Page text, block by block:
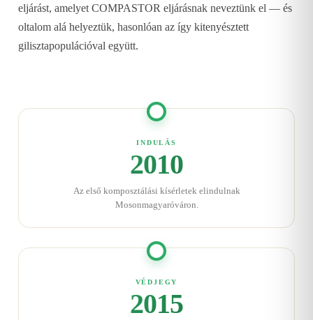
eljárást, amelyet COMPASTOR eljárásnak neveztünk el — és
oltalom alá helyeztük, hasonlóan az így kitenyésztett
gilisztapopulációval együtt.
INDULÁS
2010
Az első komposztálási kísérletek elindulnak
Mosonmagyaróváron.
VÉDJEGY
2015